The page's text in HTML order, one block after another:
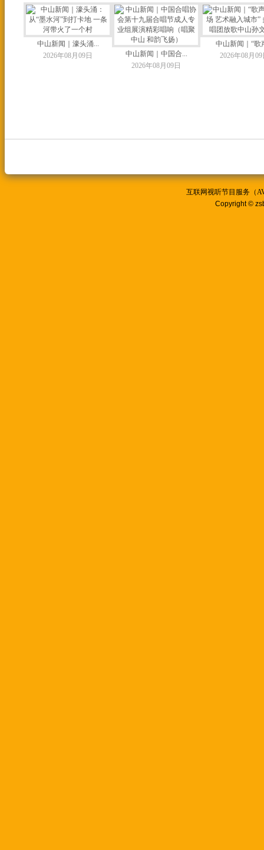
中山新闻｜濠头涌...
2026年08月09日
中山新闻｜中国合...
2026年08月09日
中山新闻｜“歌
2026年08月09
互联网视听节目服务（
Copyright ©